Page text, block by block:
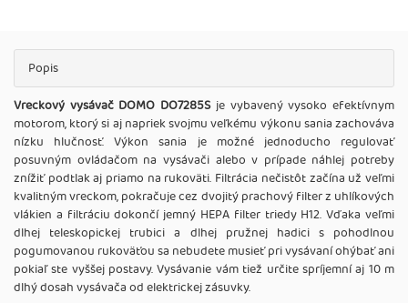
Popis
Vreckový vysávač DOMO DO7285Sje vybavený vysoko efektívnym
motorom, ktorý si aj napriek svojmu veľkému výkonu sania zachováva
nízku hlučnosť. Výkon sania je možné jednoducho regulovať
posuvným ovládačom na vysávači alebo v prípade náhlej potreby
znížiť podtlak aj priamo na rukoväti. Filtrácia nečistôt začína už veľmi
kvalitným vreckom, pokračuje cez dvojitý prachový filter z uhlíkových
vlákien a filtráciu dokončí jemný HEPA filter triedy H12. Vďaka veľmi
dlhej teleskopickej trubici a dlhej pružnej hadici s pohodlnou
pogumovanou rukoväťou sa nebudete musieť pri vysávaní ohýbať ani
pokiaľ ste vyššej postavy. Vysávanie vám tiež určite spríjemní aj 10 m
dlhý dosah vysávača od elektrickej zásuvky.